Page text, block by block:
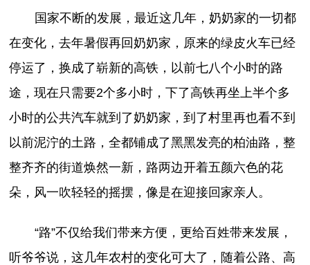
国家不断的发展，最近这几年，奶奶家的一切都
在变化，去年暑假再回奶奶家，原来的绿皮火车已经
停运了，换成了崭新的高铁，以前七八个小时的路
途，现在只需要2个多小时，下了高铁再坐上半个多
小时的公共汽车就到了奶奶家，到了村里再也看不到
以前泥泞的土路，全都铺成了黑黑发亮的柏油路，整
整齐齐的街道焕然一新，路两边开着五颜六色的花
朵，风一吹轻轻的摇摆，像是在迎接回家亲人。
“路”不仅给我们带来方便，更给百姓带来发展，
听爷爷说，这几年农村的变化可大了，随着公路、高